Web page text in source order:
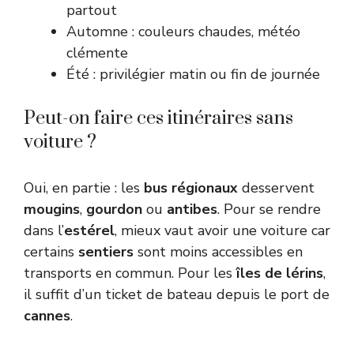
partout
Automne : couleurs chaudes, météo
clémente
Été : privilégier matin ou fin de journée
Peut-on faire ces itinéraires sans
voiture ?
Oui, en partie : les bus régionaux desservent
mougins, gourdon ou antibes. Pour se rendre
dans l’estérel, mieux vaut avoir une voiture car
certains sentiers sont moins accessibles en
transports en commun. Pour lesîles de lérins,
il suffit d’un ticket de bateau depuis le port de
cannes.